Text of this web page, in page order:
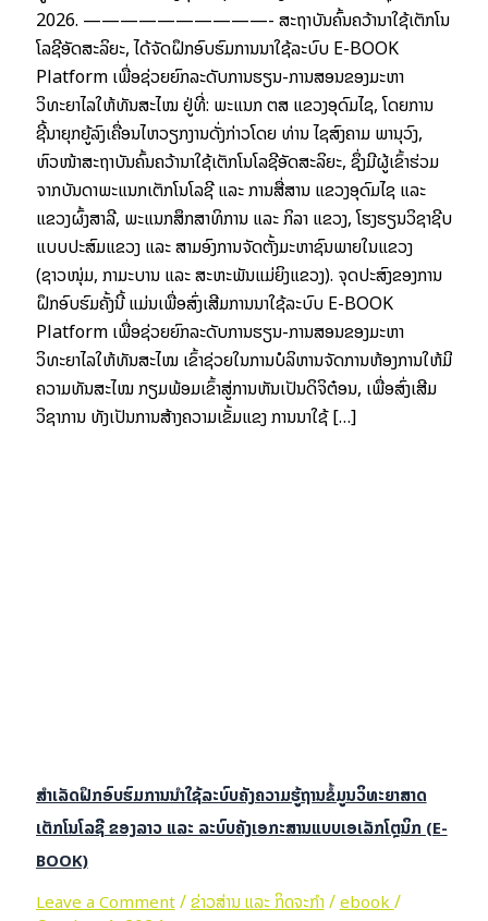
2026. ——————————- ສະຖາບັນຄົ້ນຄວ້ານຳໃຊ້ເຕັກໂນ
ໂລຊີອັດສະລິຍະ, ໄດ້ຈັດຝຶກອົບຮົມການນຳໃຊ້ລະບົບ E-BOOK
Platform ເພື່ອຊ່ວຍຍົກລະດັບການຮຽນ-ການສອນຂອງມະຫາ
ວິທະຍາໄລໃຫ້ທັນສະໄໝ ຢູ່ທີ່: ພະແນກ ຕສ ແຂວງອຸດົມໄຊ, ໂດຍການ
ຊີ້ນຳຍຸກຍູ້ລົງເຄື່ອນໄຫວຽກງານດັ່ງກ່າວໂດຍ ທ່ານ ໄຊສົງຄາມ ພານຸວົງ,
ຫົວໜ້າສະຖາບັນຄົ້ນຄວ້ານຳໃຊ້ເຕັກໂນໂລຊີອັດສະລິຍະ, ຊຶ່ງມີຜູ້ເຂົ້າຮ່ວມ
ຈາກບັນດາພະແນກເຕັກໂນໂລຊີ ແລະ ການສື່ສານ ແຂວງອຸດົມໄຊ ແລະ
ແຂວງຜົ້ງສາລີ, ພະແນກສຶກສາທິການ ແລະ ກິລາ ແຂວງ, ໂຮງຮຽນວິຊາຊີບ
ແບບປະສົມແຂວງ ແລະ ສາມອົງການຈັດຕັ້ງມະຫາຊົນພາຍໃນແຂວງ
(ຊາວໜຸ່ມ, ກຳມະບານ ແລະ ສະຫະພັນແມ່ຍິງແຂວງ). ຈຸດປະສົງຂອງການ
ຝຶກອົບຮົມຄັ້ງນີ້ ແມ່ນເພື່ອສົ່ງເສີມການນຳໃຊ້ລະບົບ E-BOOK
Platform ເພື່ອຊ່ວຍຍົກລະດັບການຮຽນ-ການສອນຂອງມະຫາ
ວິທະຍາໄລໃຫ້ທັນສະໄໝ ເຂົ້າຊ່ວຍໃນການບໍລິຫານຈັດການຫ້ອງການໃຫ້ມີ
ຄວາມທັນສະໄໝ ກຽມພ້ອມເຂົ້າສູ່ການຫັນເປັນດິຈິຕ໋ອນ, ເພື່ອສົ່ງເສີມ
ວິຊາການ ທັງເປັນການສ້າງຄວາມເຂັ້ມແຂງ ການນຳໃຊ້ […]
ສຳເລັດຝຶກອົບຮົມການນຳໃຊ້ລະບົບຄັງຄວາມຮູ້ຖານຂໍ້ມູນວິທະຍາສາດ
ເຕັກໂນໂລຊີ ຂອງລາວ ແລະ ລະບົບຄັງເອກະສານແບບເອເລັກໂຕຼນິກ (E-
BOOK)
Leave a Comment/ຂ່າວສ່ານ ແລະ ກິດຈະກຳ/ebook/